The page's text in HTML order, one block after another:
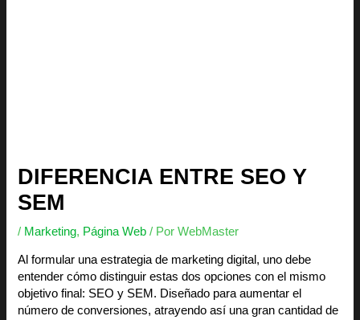
DIFERENCIA ENTRE SEO Y
SEM
/ Marketing, Página Web / PorWebMaster
Al formular una estrategia de marketing digital, uno debe
entender cómo distinguir estas dos opciones con el mismo
objetivo final: SEO y SEM. Diseñado para aumentar el
número de conversiones, atrayendo así una gran cantidad de